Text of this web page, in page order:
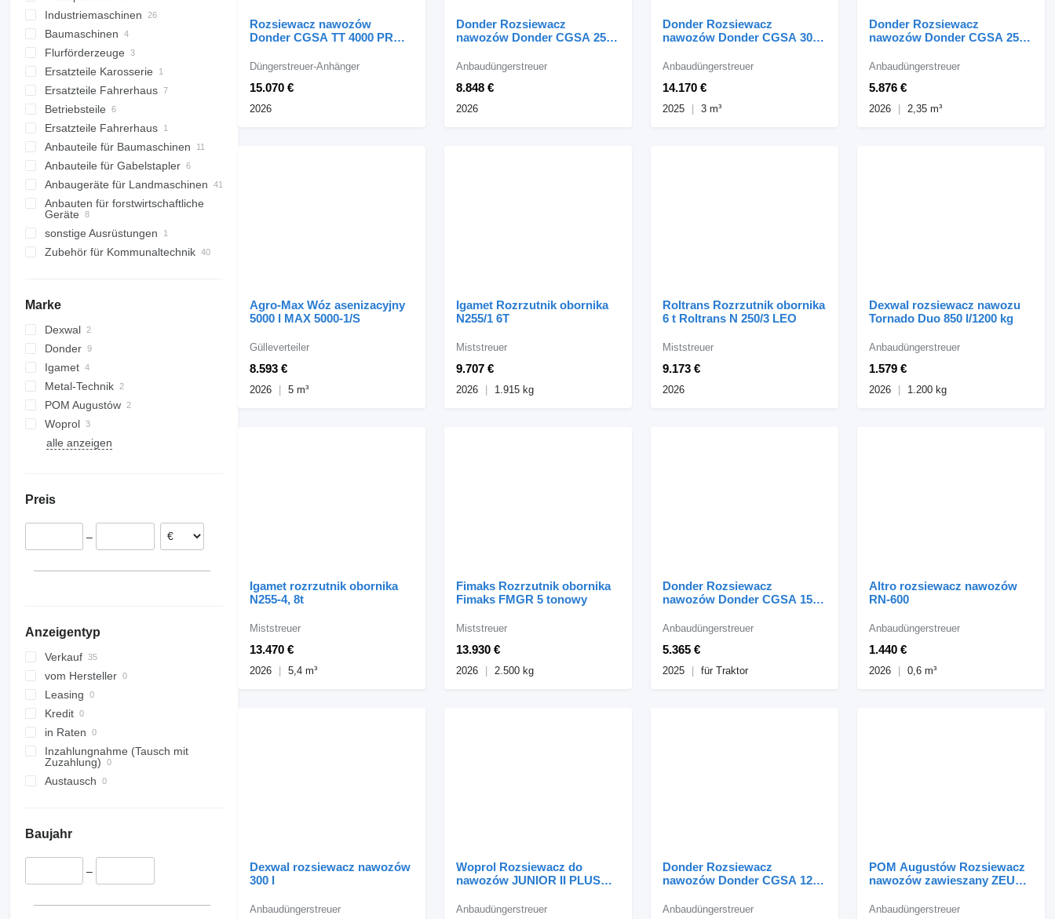
Planierschilder
Steinsammler
Steinbrecher
Kompostumsetzer
Überladewagen
Industriemaschinen
Lebensmitteltechnik
landwirtschaftliche
Sortiermaschinen
Absackwaagen
Kistenkipper
Stromgeneratoren
Zapfwellengeneratoren
Benzingeneratoren
Verpackungsmaschinen
Wiege-und
Förderbänder
Rollenbahnen
Baumaschinen
Lader
Teleskopradlader
Multifunktionslader
Betonmaschinen
Betonmischer
Arbeitsbühnen
Scherenbühnen
Flurförderzeuge
Gabelstapler
Geländestapler
Gas-Gabelstapler
Lagerausstattungen
Sackkarren
Ersatzteile Karosserie
Schnellwechsler
Ersatzteile Fahrerhaus
Navigationssysteme
Fahrerhäuser
Betriebsteile
Säaggregaten
Scheiben
Saatgutbehälter
sonstige Bedienteile
Ersatzteile Fahrerhaus
Navigationssysteme
Anbauteile für Baumaschinen
Tieflöffel
Frontladerschaufeln
Planierlöffel
Brecherlöffel
Sieblöffel
Bohrwerkzeuge
Erdbohrer
Anbaubagger
Anbauteile für Gabelstapler
Hubgabeln
Arbeitsplattformen
Ballenklammern
Anbaugeräte für Landmaschinen
Frontlader
Ballenzangen
Gegengewichte Traktoren
Silageschaufeln
Hubmaste
Anbauten für forstwirtschaftliche
Geräte
Holzgreifer
Forstseilwinden
sonstige Ausrüstungen
Zubehör für Kommunaltechnik
Anbauschneefräsen
Marke
Dexwal
Donder
CGSA
Igamet
Metal-Technik
POM Augustów
Woprol
Junior
alle anzeigen
Preis
–
Anzeigentyp
Verkauf
vom Hersteller
Leasing
Kredit
in Raten
Inzahlungnahme (Tausch mit
Zuzahlung)
Austausch
Baujahr
–
Rozsiewacz nawozów
Donder CGSA TT 4000 PRO-
15.070 €
Düngerstreuer-Anhänger
2026
Donder Rozsiewacz
nawozów Donder CGSA 2500
8.848 €
Anbaudüngerstreuer
2026
Donder Rozsiewacz
nawozów Donder CGSA 3000
14.170 €
Anbaudüngerstreuer
2025 3 m³
Donder Rozsiewacz
nawozów Donder CGSA 2500
5.876 €
Anbaudüngerstreuer
2026 2,35 m³
Agro-Max Wóz asenizacyjny
5000 l MAX 5000-1/S
8.593 €
Gülleverteiler
2026 5 m³
Igamet Rozrzutnik obornika
N255/1 6T
9.707 €
Miststreuer
2026 1.915 kg
Roltrans Rozrzutnik obornika
6 t Roltrans N 250/3 LEO
9.173 €
Miststreuer
2026
Dexwal rozsiewacz nawozu
Tornado Duo 850 l/1200 kg
1.579 €
Anbaudüngerstreuer
2026 1.200 kg
Igamet rozrzutnik obornika
N255-4, 8t
13.470 €
Miststreuer
2026 5,4 m³
Fimaks Rozrzutnik obornika
Fimaks FMGR 5 tonowy
13.930 €
Miststreuer
2026 2.500 kg
Donder Rozsiewacz
nawozów Donder CGSA 1500
5.365 €
Anbaudüngerstreuer
2025 für Traktor
Altro rozsiewacz nawozów
RN-600
1.440 €
Anbaudüngerstreuer
2026 0,6 m³
Dexwal rozsiewacz nawozów
300 l
Anbaudüngerstreuer
Woprol Rozsiewacz do
nawozów JUNIOR II PLUS
Anbaudüngerstreuer
Donder Rozsiewacz
nawozów Donder CGSA 1200
Anbaudüngerstreuer
POM Augustów Rozsiewacz
nawozów zawieszany ZEUS
Anbaudüngerstreuer